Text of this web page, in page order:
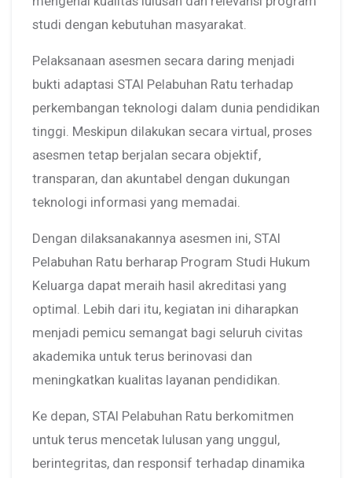
studi dengan kebutuhan masyarakat.
Pelaksanaan asesmen secara daring menjadi
bukti adaptasi STAI Pelabuhan Ratu terhadap
perkembangan teknologi dalam dunia pendidikan
tinggi. Meskipun dilakukan secara virtual, proses
asesmen tetap berjalan secara objektif,
transparan, dan akuntabel dengan dukungan
teknologi informasi yang memadai.
Dengan dilaksanakannya asesmen ini, STAI
Pelabuhan Ratu berharap Program Studi Hukum
Keluarga dapat meraih hasil akreditasi yang
optimal. Lebih dari itu, kegiatan ini diharapkan
menjadi pemicu semangat bagi seluruh civitas
akademika untuk terus berinovasi dan
meningkatkan kualitas layanan pendidikan.
Ke depan, STAI Pelabuhan Ratu berkomitmen
untuk terus mencetak lulusan yang unggul,
berintegritas, dan responsif terhadap dinamika